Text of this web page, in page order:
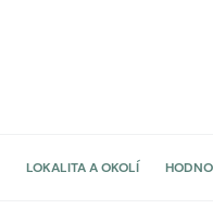
LOKALITA A OKOLÍ